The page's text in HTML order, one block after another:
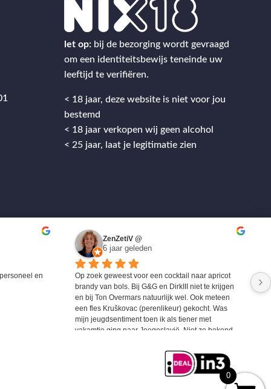
let op: bij de bezorging wordt gevraagd
om een identiteitsbewijs teneinde uw
leeftijd te verifiëren.
< 18 jaar, deze website is niet voor jou
bestemd
< 18 jaar verkopen wij geen alcohol
< 25 jaar, laat je legitimatie zien
en
ZenZetiV @
6 jaar geleden
Op zoek geweest voor een cocktail naar apricot
brandy van bols. Bij G&G en DirkIII niet te krijgen
en bij Ton Overmars natuurlijk wel. Ook meteen
een fles Kruškovac (perenlikeur) gekocht. Was
mijn jeugdsentiment toen ik als tiener met
vakamtie ging naar Joegoslavië. Niet zo bekend
0